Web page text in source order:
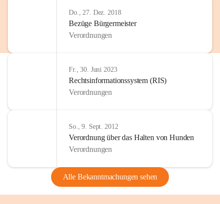
Do., 27. Dez. 2018
Bezüge Bürgermeister
Verordnungen
Fr., 30. Juni 2023
Rechtsinformationssystem (RIS)
Verordnungen
So., 9. Sept. 2012
Verordnung über das Halten von Hunden
Verordnungen
Alle Bekanntmachungen sehen